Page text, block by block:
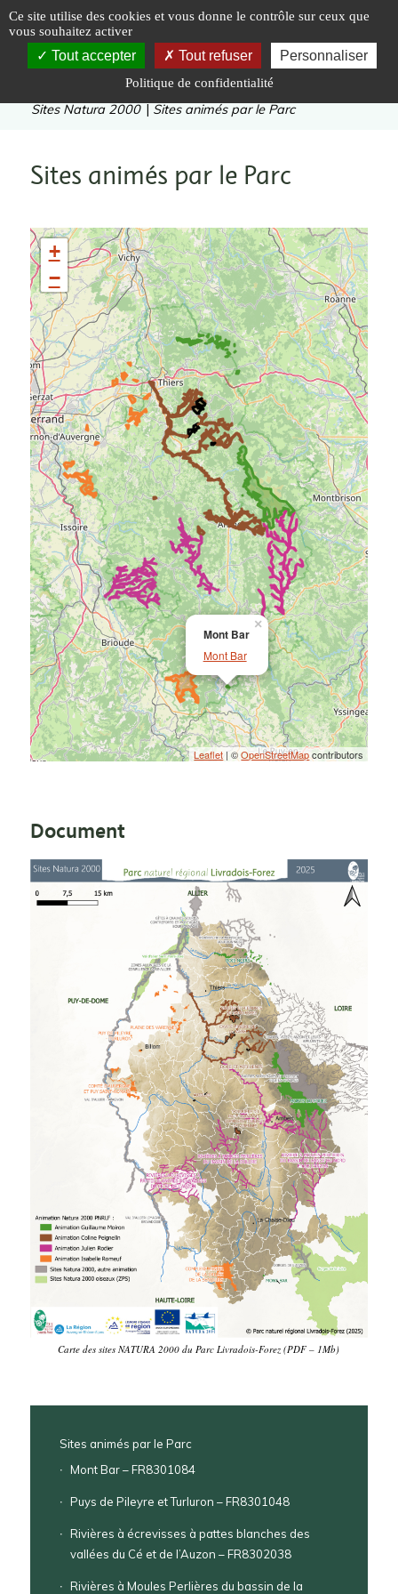
Accueil | Préserver | Sites |
Sites Natura 2000 | Sites animés par le Parc
Sites animés par le Parc
Mont Bar
Mont Bar
×
+
−
Leaflet | ©OpenStreetMapcontributors
Document
Carte des sites NATURA 2000 du Parc Livradois-Forez (PDF – 1Mb)
Sites animés par le Parc
Mont Bar – FR8301084
Puys de Pileyre et Turluron – FR8301048
Rivières à écrevisses à pattes blanches des
vallées du Cé et de l’Auzon – FR8302038
Rivières à Moules Perlières du bassin de la
Panneau de gestion des cookies
Ce site utilise des cookies et vous donne le contrôle sur ceux que
vous souhaitez activer
Tout accepter Tout refuser Personnaliser
Politique de confidentialité